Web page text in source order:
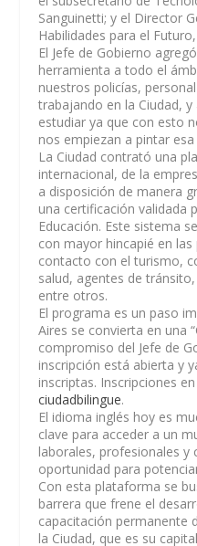
Sanguinetti; y el Director
Habilidades para el
El Jefe de Gobierno
herramienta a todo el
nuestros policías,
trabajando en la Ciudad,
estudiar ya que con esto
nos empiezan a pintar
La Ciudad contrató una
internacional, de la
a disposición de manera
una certificación validada
Educación. Este sistema
con mayor hincapié en
contacto con el turismo,
salud, agentes de
entre otros.
El programa es un paso
Aires se convierta en una
compromiso del Jefe de
inscripción está abierta y
inscriptas. Inscripciones
ciudadbilingue.
El idioma inglés hoy es
clave para acceder a un
laborales, profesionales y
oportunidad para
Con esta plataforma se
barrera que frene el
capacitación permanente
la Ciudad, que es su